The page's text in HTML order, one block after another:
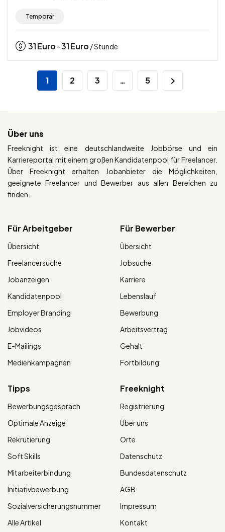
Temporär
31Euro -31Euro / Stunde
1 2 3 … 5
Über uns
Freeknight ist eine deutschlandweite Jobbörse und ein
Karriereportal mit einem großen Kandidatenpool für Freelancer.
Über Freeknight erhalten Jobanbieter die Möglichkeiten,
geeignete Freelancer und Bewerber aus allen Bereichen zu
finden.
Für Arbeitgeber
Übersicht
Freelancersuche
Jobanzeigen
Kandidatenpool
Employer Branding
Jobvideos
E-Mailings
Medienkampagnen
Für Bewerber
Übersicht
Jobsuche
Karriere
Lebenslauf
Bewerbung
Arbeitsvertrag
Gehalt
Fortbildung
Tipps
Bewerbungsgespräch
Optimale Anzeige
Rekrutierung
Soft Skills
Mitarbeiterbindung
Initiativbewerbung
Sozialversicherungsnummer
Alle Artikel
Freeknight
Registrierung
Über uns
Orte
Datenschutz
Bundesdatenschutz
AGB
Impressum
Kontakt